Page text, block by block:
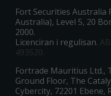
Fort Securities Australia
Australia), Level 5, 20
2000.
Licenciran i regulisan.
493520.
Fortrade Mauritius Ltd.,
Ground Floor, The
Cybercity, 72201